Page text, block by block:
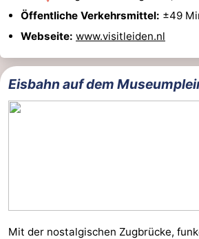
Öffentliche Verkehrsmittel: ±49
Webseite: www.visitleiden.nl
Eisbahn auf dem
Mit der nostalgischen Zugbrücke,